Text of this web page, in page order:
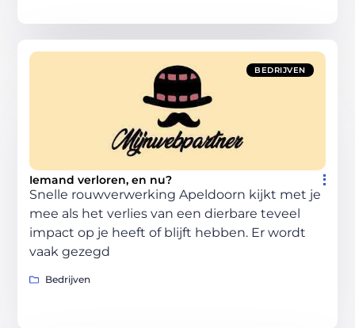
BEDRIJVEN
Iemand verloren, en nu?
Snelle rouwverwerking Apeldoorn kijkt met je
mee als het verlies van een dierbare teveel
impact op je heeft of blijft hebben. Er wordt
vaak gezegd
Bedrijven